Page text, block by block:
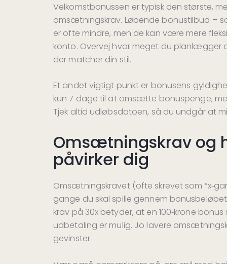
Velkomstbonussen er typisk den største,
omsætningskrav. Løbende bonustilbud –
er ofte mindre, men de kan være mere
konto. Overvej hvor meget du planlægger
der matcher din stil.
Et andet vigtigt punkt er bonusens
kun 7 dage til at omsætte bonuspenge,
Tjek altid udløbsdatoen, så du undgår at
Omsætningskrav og
påvirker dig
Omsætningskravet (ofte skrevet som
gange du skal spille gennem
krav på 30x betyder, at en 100‑krone
udbetaling er mulig. Jo lavere
gevinster.